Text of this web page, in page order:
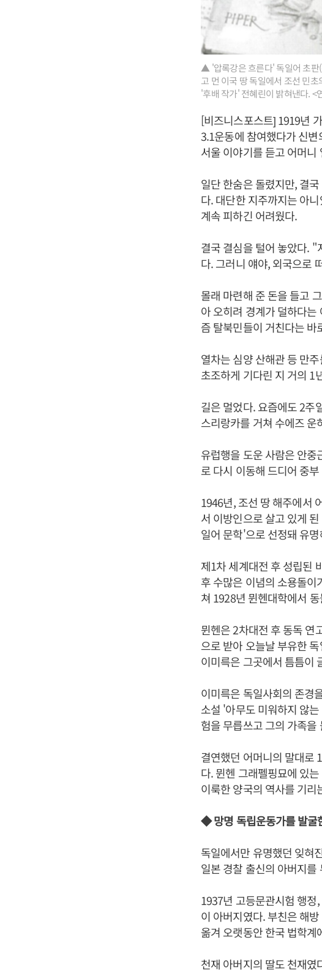
▲ '압록강은 흐른다' 독일어 초판
고 먼 이국 땅 독일에서 조선 민
'후배 작가' 전혜린이 밝혀낸다. <
[비즈니스포스트] 1919년
3.1운동에 참여했다가 신
서울 이야기를 듣고 어머
일단 한숨은 돌렸지만, 결
다. 대단한 지주까지는 아
계속 피하긴 어려웠다.
결국 결심을 털어 놓았다. "
다. 그러니 얘야, 외국으로
몰래 마련해 준 돈을 들고
아 오히려 경계가 덜하다
즘 탈북민들이 거친다는 바
열차는 심양 산해관 등 만
초조하게 기다린 지 거의 1
길은 멀었다. 요즘에도 2주
스리랑카를 거쳐 수에즈
유럽행을 도운 사람은 안
로 다시 이동해 드디어 중
1946년, 조선 땅 해주에서
서 이방인으로 살고 있게
일어 문학'으로 선정돼 유
제1차 세계대전 후 성립된
후 수많은 이념의 소용돌
쳐 1928년 뮌헨대학에서
뮌헨은 2차대전 후 동독 연
으로 받아 오늘날 부유한
이미륵은 그곳에서 틈틈이
이미륵은 독일사회의 존경
소설 '아무도 미워하지 않
험을 무릅쓰고 그의 가족
결연했던 어머니의 말대로
다. 뮌헨 그래펠핑묘에 있
이룩한 양국의 역사를 기
◆ 망명 독립운동가를 발굴
독일에서만 유명했던 잊혀
일본 경찰 출신의 아버지
1937년 고등문관시험 행
이 아버지였다. 부친은 해
옮겨 오랫동안 한국 법학계
천재 아버지의 딸도 천재